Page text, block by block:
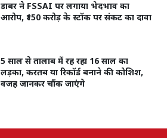
डाबर ने FSSAI पर लगाया भेदभाव का
आरोप, ₹150 करोड़ के स्टॉक पर संकट का दावा
5 साल से तालाब में रह रहा 16 साल का
लड़का, करतब या रिकॉर्ड बनाने की कोशिश,
वजह जानकर चौंक जाएंगे